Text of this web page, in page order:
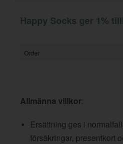
Happy Socks ger 1%
Order
Allmänna villkor:
Ersättning ges i
försäkringar, presentkort